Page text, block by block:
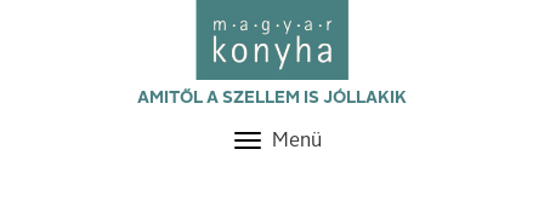
AMITŐL A SZELLEM IS JÓLLAKIK
Toggle
Menü